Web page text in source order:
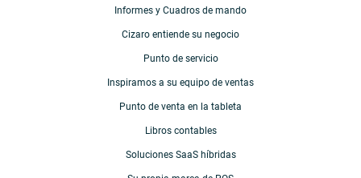
Informes y Cuadros de mando
Cizaro entiende su negocio
Punto de servicio
Inspiramos a su equipo de ventas
Punto de venta en la tableta
Libros contables
Soluciones SaaS híbridas